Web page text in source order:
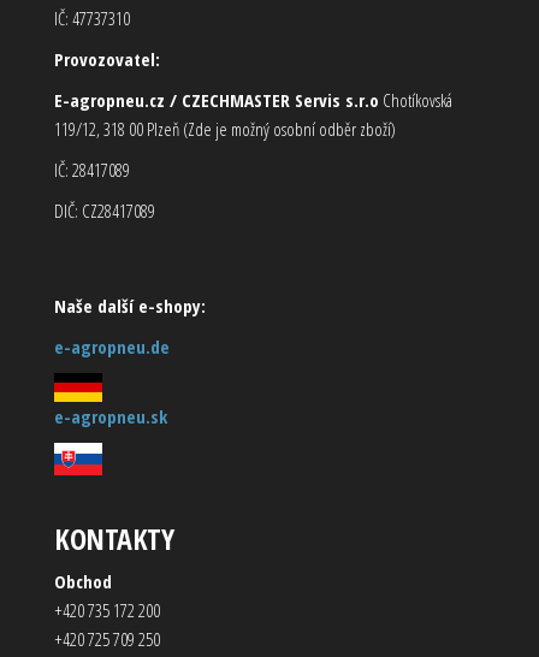
IČ: 47737310
Provozovatel:
E-agropneu.cz / CZECHMASTER Servis s.r.o Chotíkovská
119/12, 318 00 Plzeň (Zde je možný osobní odběr zboží)
IČ: 28417089
DIČ: CZ28417089
Naše další e-shopy:
e-agropneu.de
e-agropneu.sk
KONTAKTY
Obchod
+420 735 172 200
+420 725 709 250